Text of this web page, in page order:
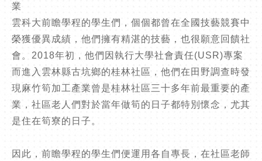
業
雲科大前瞻學程的學生們，個個都曾在全國技藝競賽中
榮獲優異成績，他們擁有精湛的技藝，也很願意回饋社
會。2018年初，他們因執行大學社會責任(USR)專案
而進入雲林縣古坑鄉的桂林社區，他們在田野調查時發
現麻竹筍加工產業曾是桂林社區三十多年前最重要的產
業，社區老人們對於當年做筍的日子都特別懷念，尤其
是住在筍寮的日子。
因此，前瞻學程的學生們便運用各自專長，在社區老師